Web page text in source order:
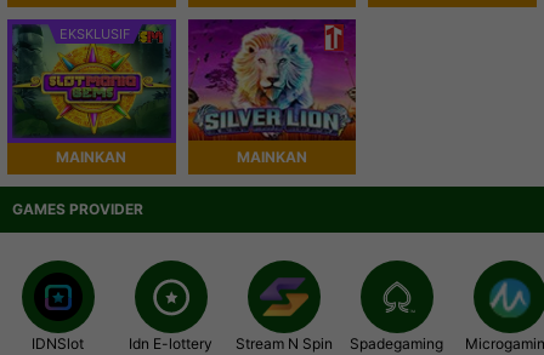
EKSKLUSIF
MAINKAN MAINKAN
GAMES PROVIDER
IDNSlot Idn E-lottery Stream N Spin Spadegaming